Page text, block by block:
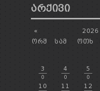
ᲐᲠᲥᲘᲕᲘ
« 2026
ᲝᲠᲨ
ᲡᲐᲛ ᲝᲗᲮ
3
0
4
0
5
0
10 11 12